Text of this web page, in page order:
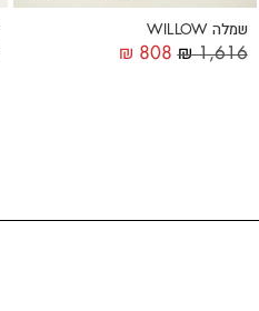
שמלה WILLOW
₪1,616
₪ 808